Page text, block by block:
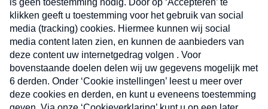
Pers
Contact
Algemene voorwaarden
Privacyverklaring
Kwetsbaarheid melden
RegistrerenInloggen
Ben je benieuwd naar meer
vakantienieuws- en tips?
E-